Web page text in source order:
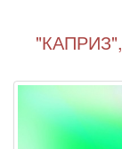
"КАПРИЗ",